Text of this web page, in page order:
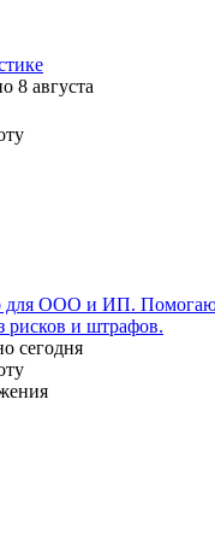
8 августа
для ООО и ИП. Помогаю
рисков и штрафов.
сегодня